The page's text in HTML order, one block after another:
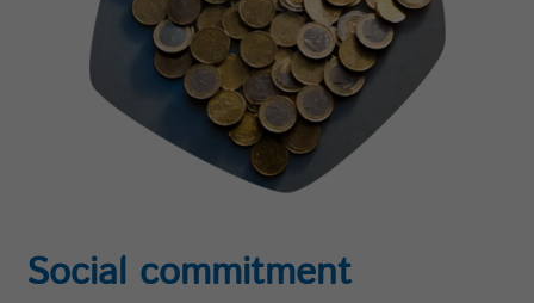
Social commitment